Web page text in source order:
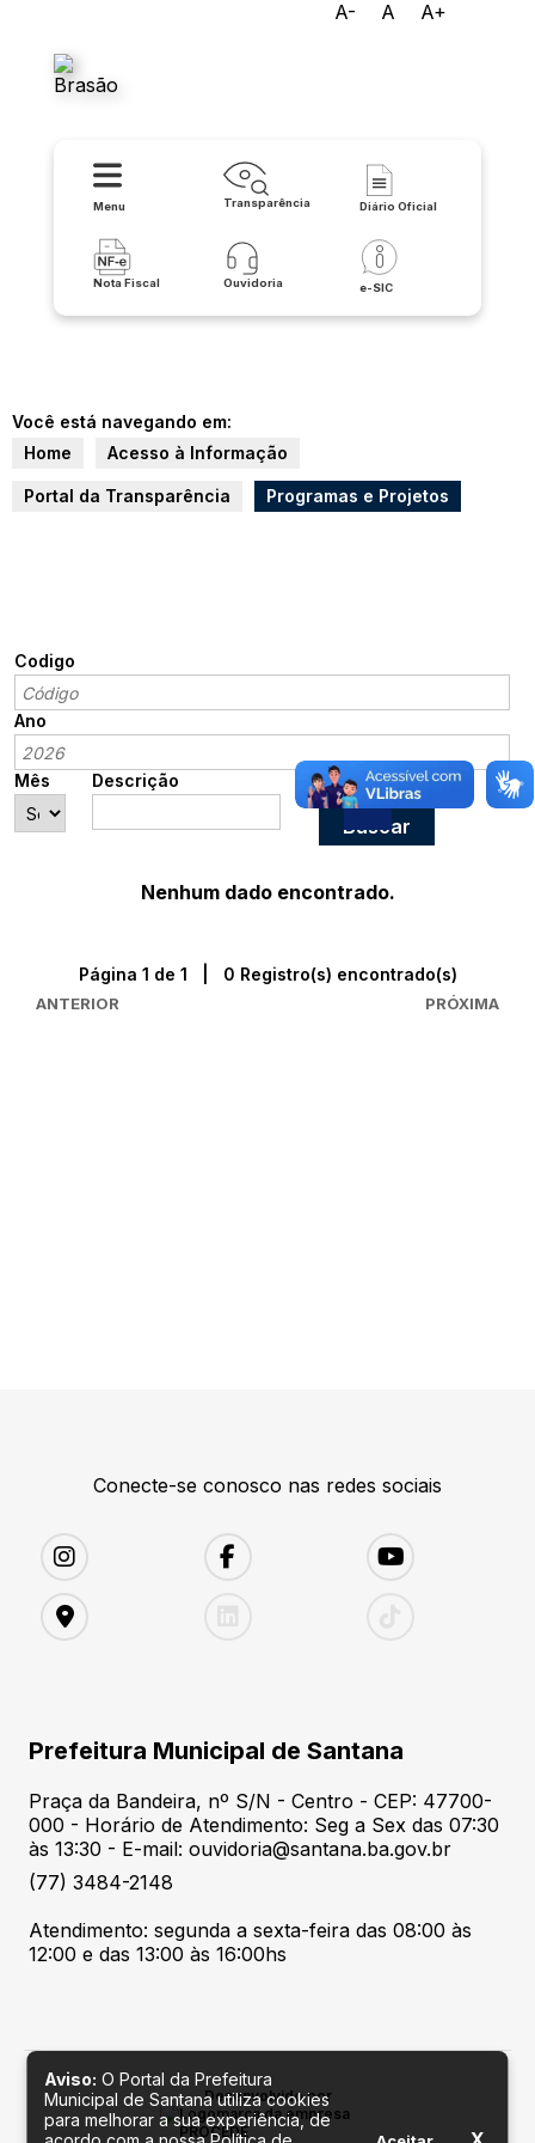
A- A A+
Menu Transparência Diário Oficial
Nota Fiscal Ouvidoria e-SIC
Você está navegando em:
Home
Acesso à Informação
Portal da Transparência Programas e Projetos
Codigo
Ano
Mês Descrição
Nenhum dado encontrado.
ANTERIOR
Página 1 de 1 | 0 Registro(s) encontrado(s)
PRÓXIMA
Conecte-se conosco nas redes sociais
Prefeitura Municipal de Santana
Praça da Bandeira, nº S/N - Centro - CEP: 47700-
000 - Horário de Atendimento: Seg a Sex das 07:30
às 13:30 - E-mail: ouvidoria@santana.ba.gov.br
(77) 3484-2148
Atendimento: segunda a sexta-feira das 08:00 às
12:00 e das 13:00 às 16:00hs
Desenvolvido por
Aviso: O Portal da Prefeitura
Municipal de Santana utiliza cookies
para melhorar a sua experiência, de